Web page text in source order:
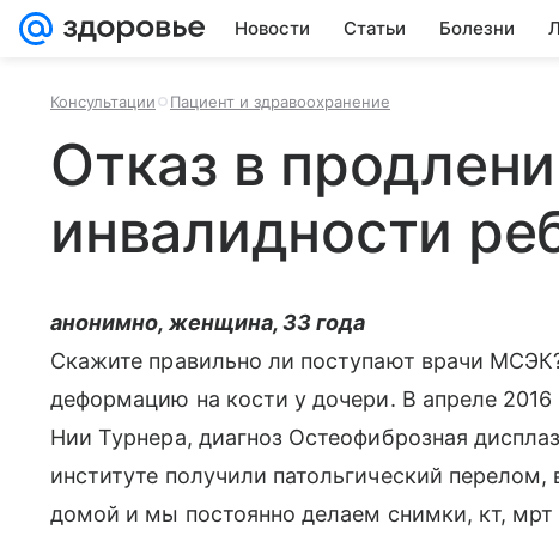
Новости Статьи Болезни
Консультации Пациент и здравоохранение
Отказ в
инвалидности
анонимно, женщина, 33 года
Скажите правильно ли поступают врачи
деформацию на кости у дочери. В апреле 2016
Нии Турнера, диагноз Остеофиброзная
институте получили патольгический
домой и мы постоянно делаем снимки, кт, мрт